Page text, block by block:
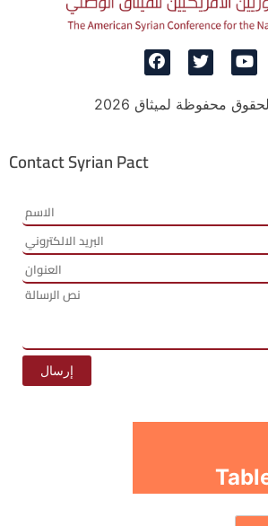
محفوظة لميثاق 2026
Contact Syrian Pact